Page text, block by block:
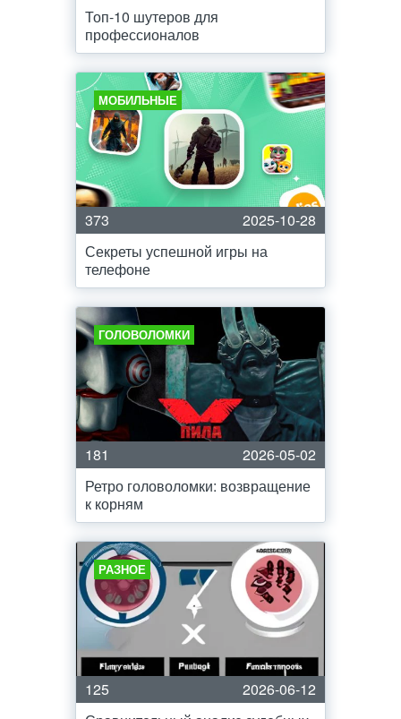
Топ-10 шутеров для
профессионалов
МОБИЛЬНЫЕ
373
2025-10-28
Секреты успешной игры на
телефоне
ГОЛОВОЛОМКИ
181
2026-05-02
Ретро головоломки: возвращение
к корням
РАЗНОЕ
125
2026-06-12